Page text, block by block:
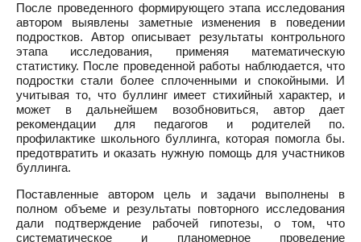
После проведенного формирующего этапа исследования
автором выявлены заметные изменения в поведении
подростков. Автор описывает результаты контрольного
этапа исследования, применяя математическую
статистику. После проведенной работы наблюдается, что
подростки стали более сплоченными и спокойными. И
учитывая то, что буллинг имеет стихийный характер, и
может в дальнейшем возобновиться, автор дает
рекомендации для педагогов и родителей по.
профилактике школьного буллинга, которая помогла бы.
предотвратить и оказать нужную помощь для участников
буллинга.
Поставленные автором цель и задачи выполнены в
полном объеме и результаты повторного исследования
дали подтверждение рабочей гипотезы, о том, что
систематическое и планомерное проведение